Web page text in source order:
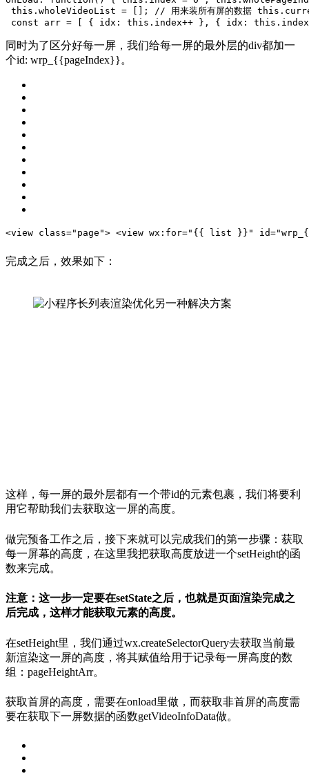
this .wholeVideoList = []; // 用来装所有屏的数据 this
const arr = [ { idx: this .index++ }, { idx: this
同时为了区分好每一屏，我们给每一屏的最外层的div都加一
个id: wrp_{{pageIndex}}。
<view class="page"> <view wx: for="{{ list }}" id=
完成之后，效果如下：
这样，每一屏的最外层都有一个带id的元素包裹，我们将要利
用它帮助我们去获取这一屏的高度。
做完预备工作之后，接下来就可以完成我们的第一步骤：获取
每一屏幕的高度，在这里我把获取高度放进一个setHeight的函
数来完成。
注意：这一步一定要在setState之后，也就是页面渲染完成之
后完成，这样才能获取元素的高度。
在setHeight里，我们通过wx.createSelectorQuery去获取当前最
新渲染这一屏的高度，将其赋值给用于记录每一屏高度的数
组：pageHeightArr。
获取首屏的高度，需要在onload里做，而获取非首屏的高度需
要在获取下一屏数据的函数getVideoInfoData做。